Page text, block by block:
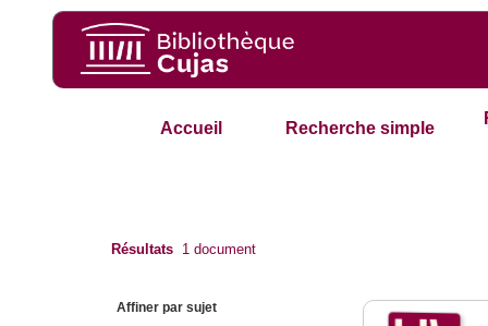
Accueil Recherche simple
Résultats 1 document
Affiner par sujet